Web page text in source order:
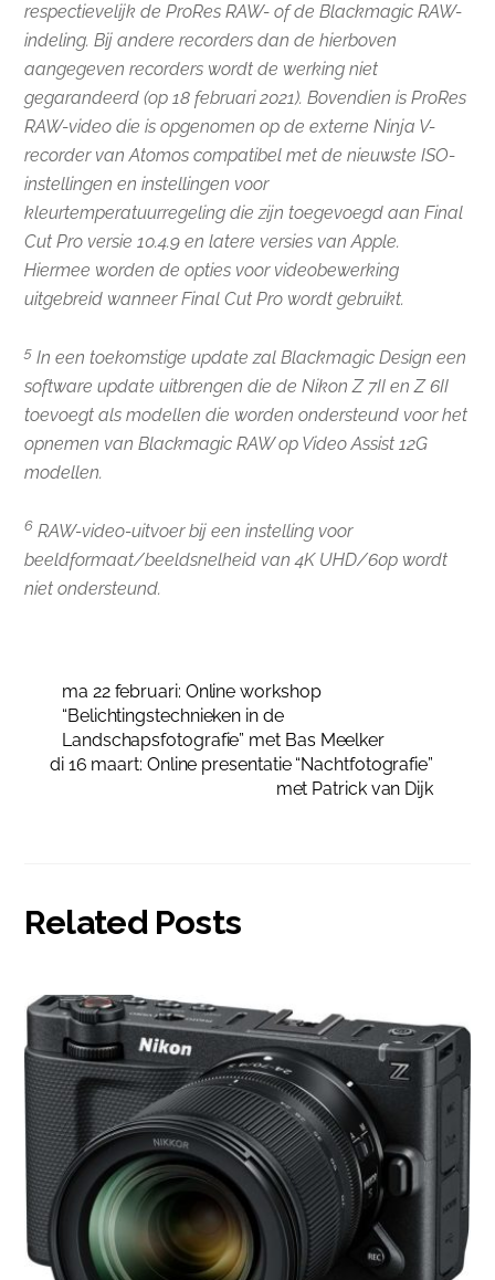
respectievelijk de ProRes RAW- of de Blackmagic RAW-
indeling. Bij andere recorders dan de hierboven
aangegeven recorders wordt de werking niet
gegarandeerd (op 18 februari 2021). Bovendien is ProRes
RAW-video die is opgenomen op de externe Ninja V-
recorder van Atomos compatibel met de nieuwste ISO-
instellingen en instellingen voor
kleurtemperatuurregeling die zijn toegevoegd aan Final
Cut Pro versie 10.4.9 en latere versies van Apple.
Hiermee worden de opties voor videobewerking
uitgebreid wanneer Final Cut Pro wordt gebruikt.
5 In een toekomstige update zal Blackmagic Design een
software update uitbrengen die de Nikon Z 7II en Z 6II
toevoegt als modellen die worden ondersteund voor het
opnemen van Blackmagic RAW op Video Assist 12G
modellen.
6 RAW-video-uitvoer bij een instelling voor
beeldformaat/beeldsnelheid van 4K UHD/60p wordt
niet ondersteund.
ma 22 februari: Online workshop
“Belichtingstechnieken in de
Landschapsfotografie” met Bas Meelker
di 16 maart: Online presentatie “Nachtfotografie”
met Patrick van Dijk
Related Posts